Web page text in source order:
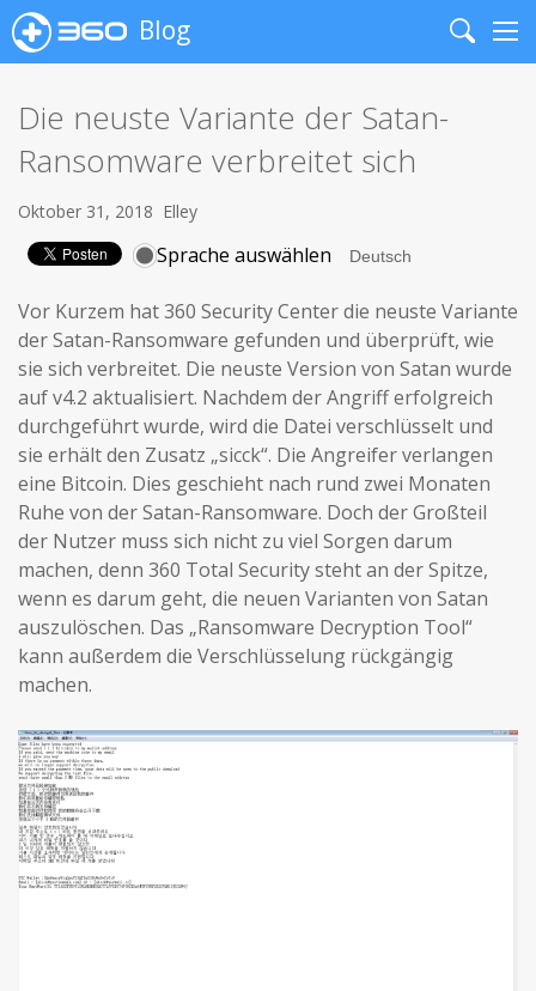
Blog
Search
Die neuste Variante der Satan-
Ransomware verbreitet sich
Oktober 31, 2018 Elley
Sprache auswählen
Vor Kurzem hat 360 Security Center die neuste Variante
der Satan-Ransomware gefunden und überprüft, wie
sie sich verbreitet. Die neuste Version von Satan wurde
auf v4.2 aktualisiert. Nachdem der Angriff erfolgreich
durchgeführt wurde, wird die Datei verschlüsselt und
sie erhält den Zusatz „sicck“. Die Angreifer verlangen
eine Bitcoin. Dies geschieht nach rund zwei Monaten
Ruhe von der Satan-Ransomware. Doch der Großteil
der Nutzer muss sich nicht zu viel Sorgen darum
machen, denn 360 Total Security steht an der Spitze,
wenn es darum geht, die neuen Varianten von Satan
auszulöschen. Das „Ransomware Decryption Tool“
kann außerdem die Verschlüsselung rückgängig
machen.